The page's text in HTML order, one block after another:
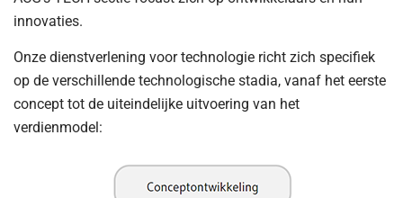
innovaties.
Onze dienstverlening voor technologie richt zich specifiek
op de verschillende technologische stadia, vanaf het eerste
concept tot de uiteindelijke uitvoering van het
verdienmodel: